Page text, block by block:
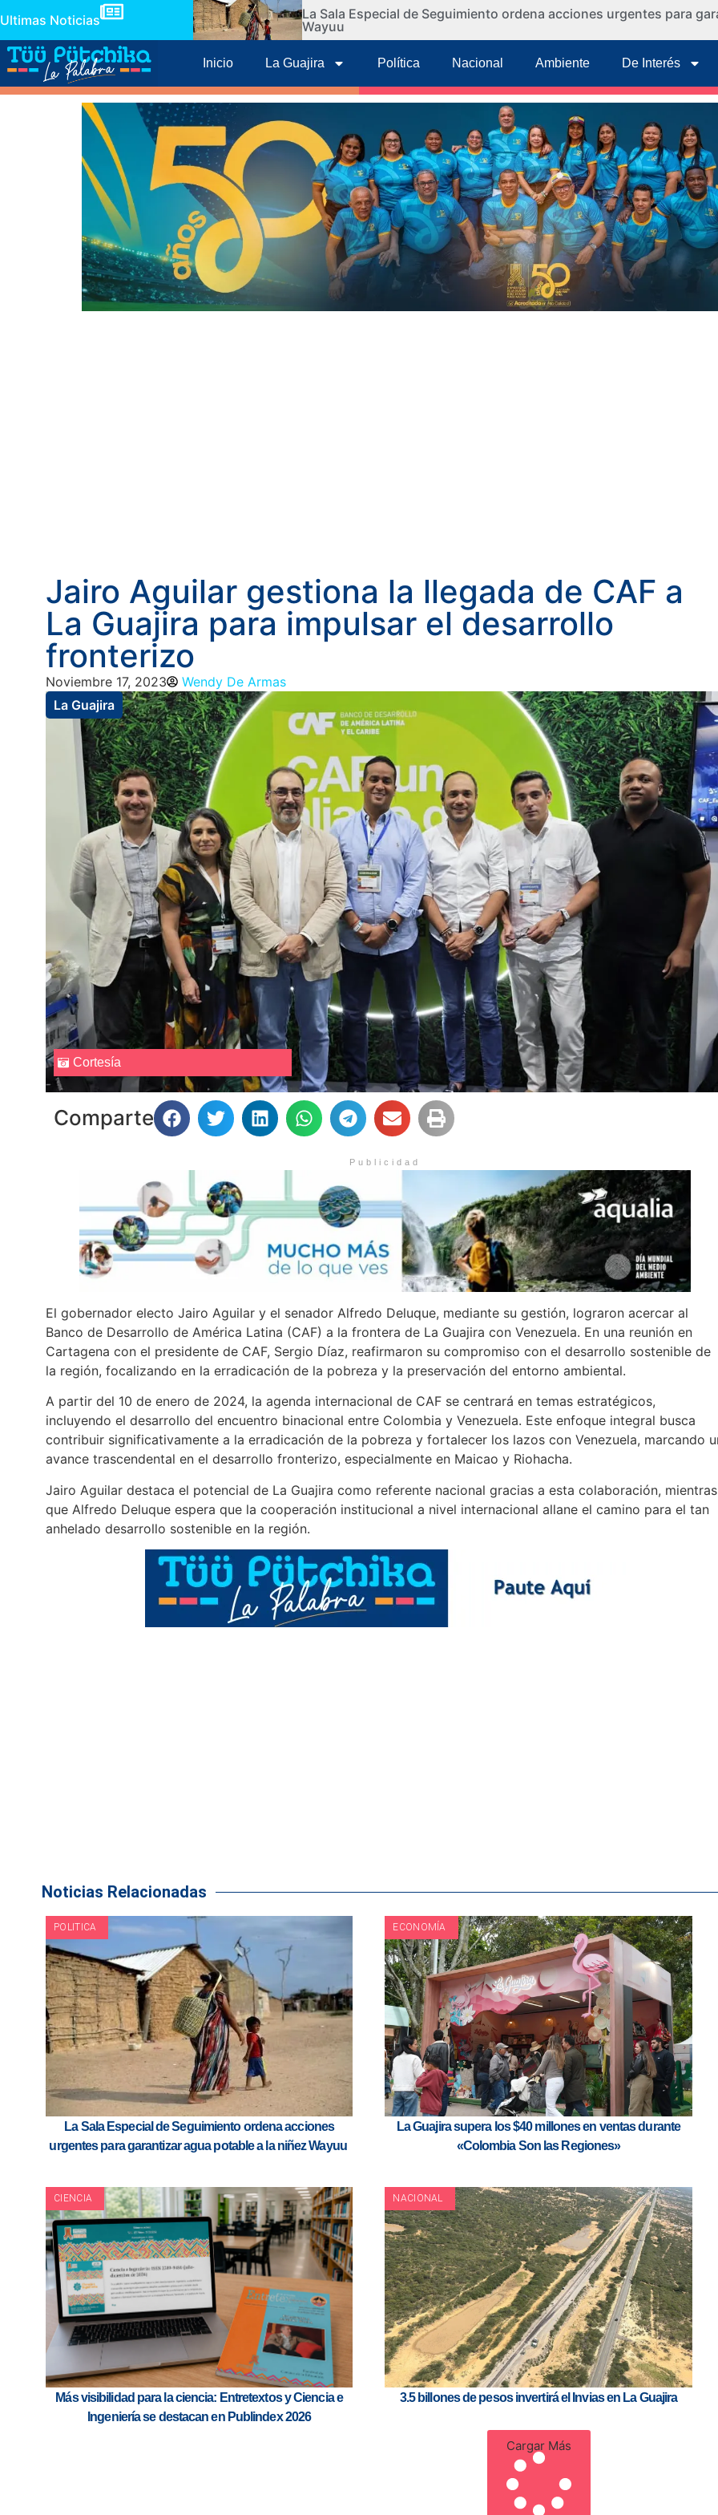
Ultimas Noticias
La Sala Especial de Seguimiento ordena acciones urgentes para
Wayuu
Inicio La Guajira Política Nacional Ambiente De Interés
Jairo Aguilar gestiona la llegada de CAF a
La Guajira para impulsar el desarrollo
fronterizo
Noviembre 17, 2023
Wendy De Armas
La Guajira
Cortesía
Comparte
Publicidad
El gobernador electo Jairo Aguilar y el senador Alfredo Deluque, mediante su gestión, lograron acercar al
Banco de Desarrollo de América Latina (CAF) a la frontera de La Guajira con Venezuela. En una reunión en
Cartagena con el presidente de CAF, Sergio Díaz, reafirmaron su compromiso con el desarrollo sostenible de
la región, focalizando en la erradicación de la pobreza y la preservación del entorno ambiental.
A partir del 10 de enero de 2024, la agenda internacional de CAF se centrará en temas estratégicos,
incluyendo el desarrollo del encuentro binacional entre Colombia y Venezuela. Este enfoque integral busca
contribuir significativamente a la erradicación de la pobreza y fortalecer los lazos con Venezuela, marcando
avance trascendental en el desarrollo fronterizo, especialmente en Maicao y Riohacha.
Jairo Aguilar destaca el potencial de La Guajira como referente nacional gracias a esta colaboración, mientras
que Alfredo Deluque espera que la cooperación institucional a nivel internacional allane el camino para el tan
anhelado desarrollo sostenible en la región.
Noticias Relacionadas
POLITICA
La Sala Especial de Seguimiento ordena acciones
urgentes para garantizar agua potable a la niñez Wayuu
ECONOMÍA
La Guajira supera los $40 millones en ventas durante
«Colombia Son las Regiones»
CIENCIA
Más visibilidad para la ciencia: Entretextos y Ciencia e
Ingeniería se destacan en Publindex 2026
NACIONAL
3.5 billones de pesos invertirá el Invias en La Guajira
Cargar Más